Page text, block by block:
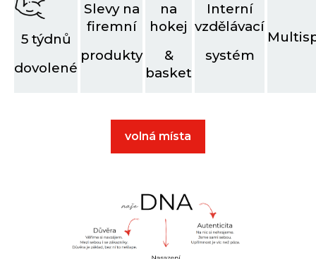
5 týdnů
dovolené
Slevy na
firemní
produkty
na
hokej
&
basket
Interní
vzdělávací
systém
volná místa